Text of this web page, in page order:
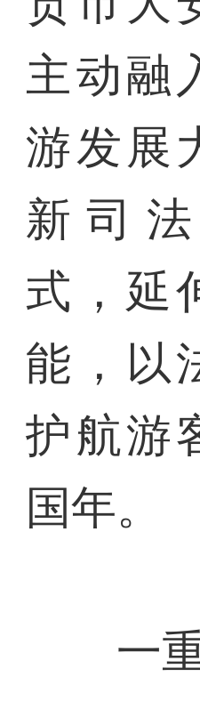
主动融
游发展
新司
式，延
能，以
护航游
国年。
一重